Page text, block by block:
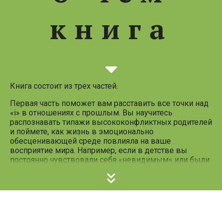
книга
Следующий
слайд
Книга состоит из трех частей.
Первая часть поможет вам расставить все точки над
«i» в отношениях с прошлым. Вы научитесь
распознавать типажи высококонфликтных родителей
и поймете, как жизнь в эмоционально
обесценивающей среде повлияла на ваше
восприятие мира. Например, если в детстве вы
постоянно чувствовали себя «невидимым» или были
звука поворота ключа в двери, то эта книга написана
специально для вас. Возможно, сегодня вы ловите